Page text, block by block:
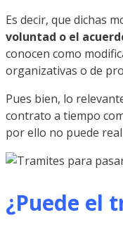
Es decir, que dichas
voluntad o el
conocen como
organizativas o de
Pues bien, lo
contrato a tiempo
por ello no puede
¿Puede el